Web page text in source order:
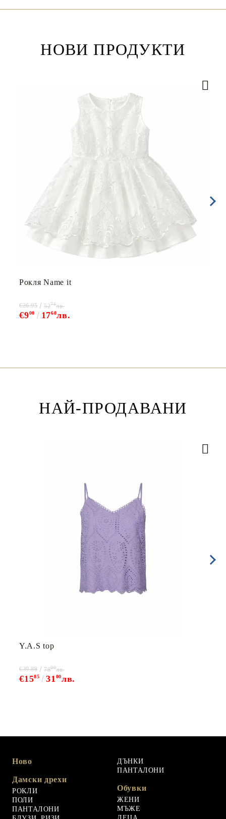
НОВИ ПРОДУКТИ
Рокля Name it
€900 1760лв.
€26.95 5271лв.
НАЙ-ПРОДАВАНИ
Y.A.S top
€1585 3100лв.
€39.88 7800лв.
Ново
Дамски дрехи
РОКЛИ
ПОЛИ
ПАНТАЛОНИ
ДЪНКИ
ПАНТАЛОНИ
Обувки
ЖЕНИ
МЪЖЕ